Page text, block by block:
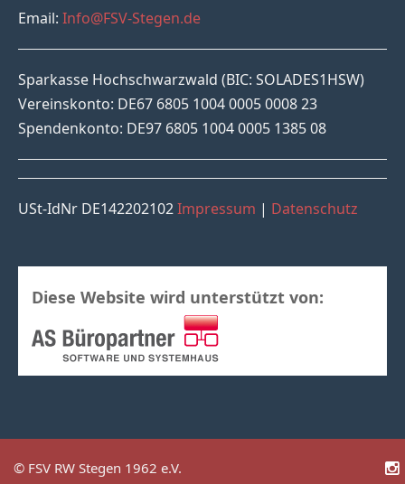
Email: Info@FSV-Stegen.de
Sparkasse Hochschwarzwald (BIC: SOLADES1HSW)
Vereinskonto: DE67 6805 1004 0005 0008 23
Spendenkonto: DE97 6805 1004 0005 1385 08
USt-IdNr DE142202102Impressum | Datenschutz
Diese Website wird unterstützt von:
© FSV RW Stegen 1962 e.V.